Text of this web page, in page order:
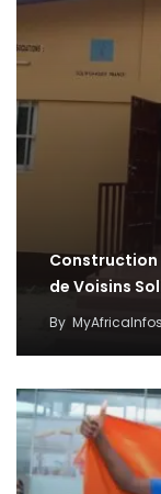
Construction
de Voisins
By MyAfricaInfos